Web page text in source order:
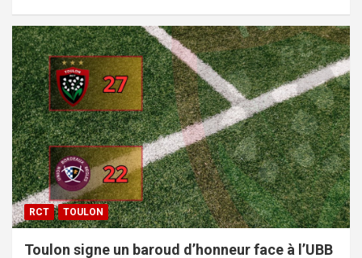
RCT TOULON
Toulon signe un baroud d’honneur face à l’UBB